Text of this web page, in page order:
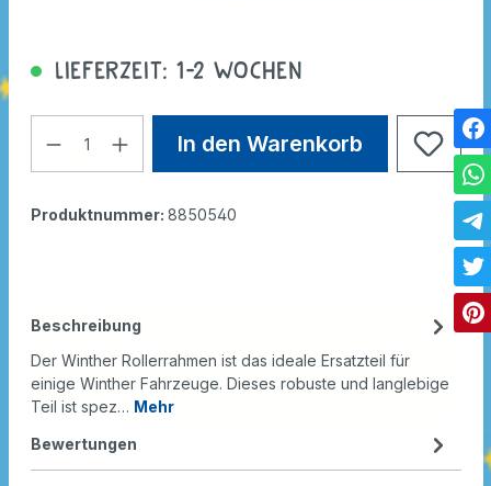
Lieferzeit: 1-2 Wochen
In den Warenkorb
Produktnummer: 8850540
Beschreibung
Der Winther Rollerrahmen ist das ideale Ersatzteil für
einige Winther Fahrzeuge. Dieses robuste und langlebige
Teil ist spez… Mehr
Bewertungen